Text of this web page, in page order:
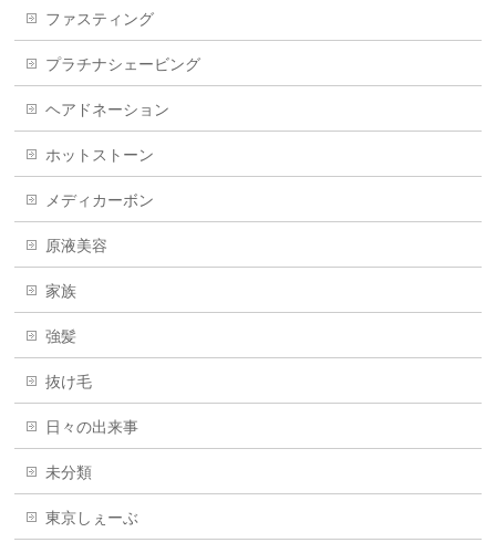
ファスティング
プラチナシェービング
ヘアドネーション
ホットストーン
メディカーボン
原液美容
家族
強髪
抜け毛
日々の出来事
未分類
東京しぇーぶ